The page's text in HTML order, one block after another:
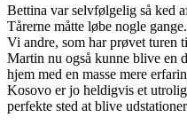
Bettina var selvfølgelig så ked
Tårerne måtte løbe nogle gange.
Vi andre, som har prøvet turen
Martin nu også kunne blive en
hjem med en masse mere
Kosovo er jo heldigvis et
perfekte sted at blive